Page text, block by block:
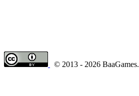
© 2013 - 2026